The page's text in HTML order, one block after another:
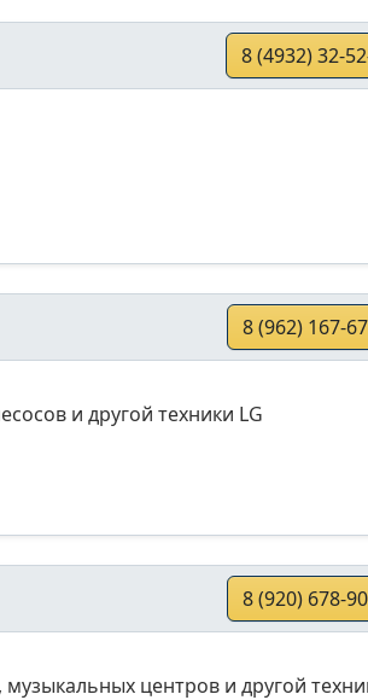
8 (4932) 32-
8 (962) 167-
и другой техники LG
8 (920) 678-
центров и другой